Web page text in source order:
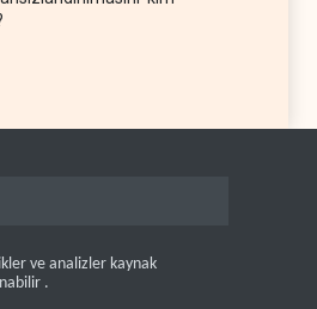
ve analizler kaynak
.